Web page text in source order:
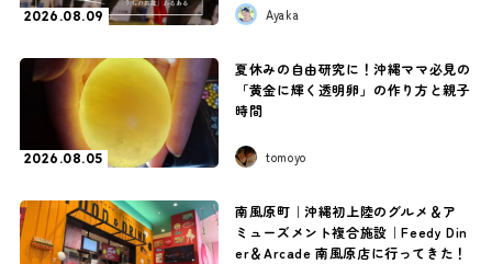
2026.08.09 Ayaka
2026.08.05
夏休みの自由研究に！沖縄ママ必見の
「黄金に輝く透明卵」の作り方と親子
時間
tomoyo
南風原町｜沖縄初上陸のグルメ＆ア
ミューズメント複合施設｜Feedy Din
er＆Arcade 南風原店に行ってきた！